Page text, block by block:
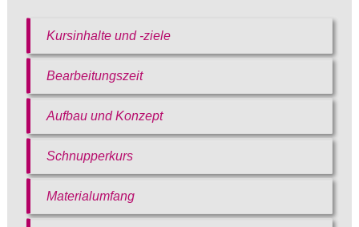
Kursinhalte und -ziele
Bearbeitungszeit
Aufbau und Konzept
Schnupperkurs
Materialumfang
Bitte akzeptieren Sie
unsere
Datenschutzerklärung.